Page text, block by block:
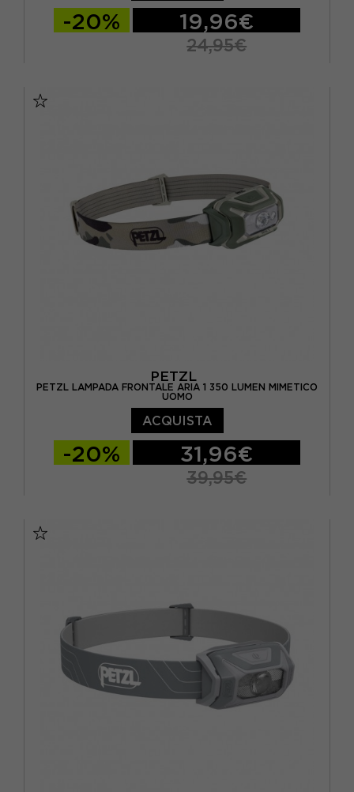
-20% 19,96€
24,95€
PETZL
PETZL LAMPADA FRONTALE ARIA 1 350 LUMEN MIMETICO
UOMO
ACQUISTA
-20% 31,96€
39,95€